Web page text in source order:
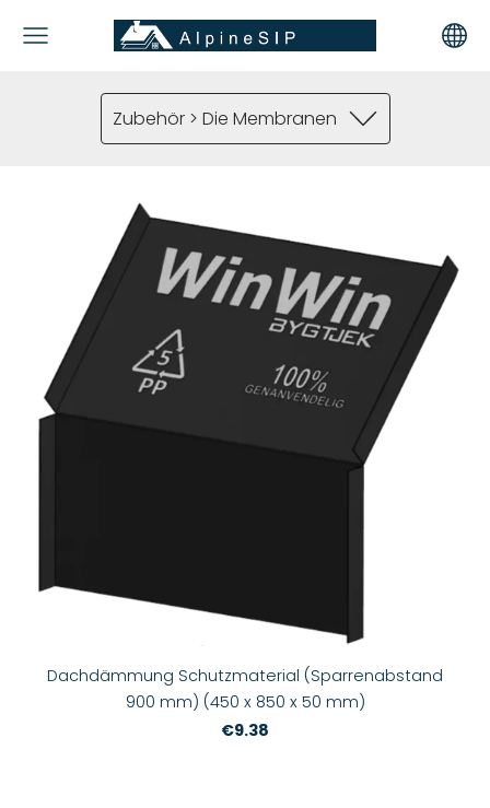
Zubehör > Die Membranen
Dachdämmung Schutzmaterial (Sparrenabstand
900 mm) (450 x 850 x 50 mm)
€9.38